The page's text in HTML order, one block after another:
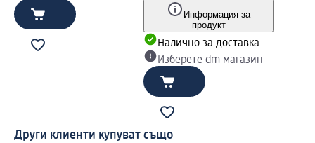
Информация за
продукт
Налично за доставка
Изберете dm магазин
Други клиенти купуват също